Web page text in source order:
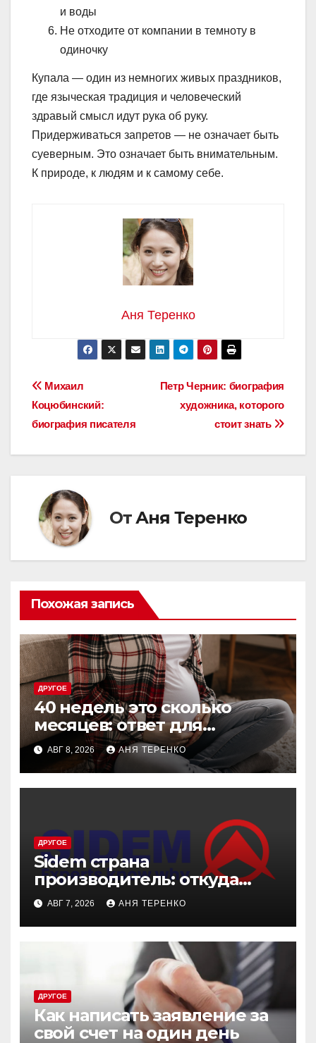
и воды
Не отходите от компании в темноту в
одиночку
Купала — один из немногих живых праздников,
где языческая традиция и человеческий
здравый смысл идут рука об руку.
Придерживаться запретов — не означает быть
суеверным. Это означает быть внимательным.
К природе, к людям и к самому себе.
Аня Теренко
Навигация
по
записям
Петр Черник: биография
художника, которого
стоит знать
Михаил
Коцюбинский:
биография писателя
ОтАня Теренко
Похожая запись
ДРУГОЕ
40 недель это сколько
месяцев: ответ для
беременных и не только
АВГ 8, 2026 АНЯ ТЕРЕНКО
ДРУГОЕ
Sidem страна
производитель: откуда
родом эти детали
АВГ 7, 2026 АНЯ ТЕРЕНКО
ДРУГОЕ
Как написать заявление за
свой счет на один день